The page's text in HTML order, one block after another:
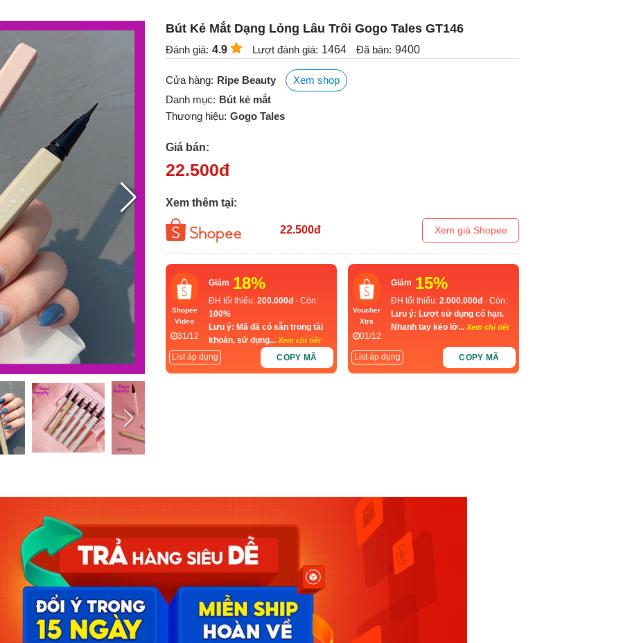
Bút Kẻ Mắt Dạng Lỏng Lâu Trôi Gogo Tales GT146
Đánh giá: 4.9 Lượt đánh giá: 1464 Đã bán: 9400
Cửa hàng: Ripe Beauty
Xem shop
Danh mục: Bút kẻ mắt
Thương hiệu: Gogo Tales
Giá bán:
22.500đ
Xem thêm tại:
22.500đ Xem giá Shopee
Shopee
Video
31/12
Giảm 18%
ĐH tối thiểu: 200.000đ - Còn:
100%
Lưu ý: Mã đã có sẵn trong tài
khoản, sử dụng... Xem chi tiết
List áp dụng COPY MÃ
Voucher
Xtra
01/12
Giảm 15%
ĐH tối thiểu: 2.000.000đ - Còn:
Lưu ý: Lượt sử dụng có hạn.
Nhanh tay kẻo lỡ... Xem chi tiết
List áp dụng COPY MÃ